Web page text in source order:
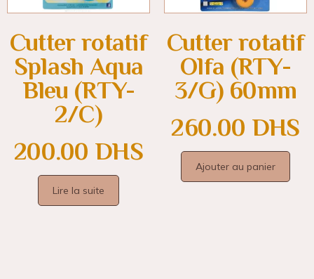
Cutter rotatif
Splash Aqua
Bleu (RTY-
2/C)
200.00 DHS
Lire la suite
Cutter rotatif
Olfa (RTY-
3/G) 60mm
260.00 DHS
Ajouter au panier